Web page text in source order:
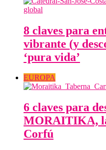
8 claves para
vibrante (y
‘pura vida’
EUROPA
6 claves para
MORAITIKA,
Corfú